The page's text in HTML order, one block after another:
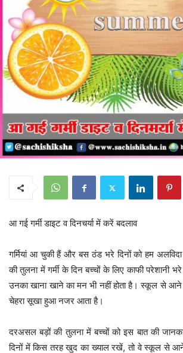
आ गई गर्मी डाइट व दिनचर्या में करें बदलाव
गर्मियां आ चुकी हैं और बस ठंड भरे दिनों को हम
की तुलना में गर्मी के दिन बच्चों के लिए काफी परेशानी
उनका खाना खाने का मन भी नहीं होता है। स्कूल से
चेहरा सूखा हुआ नजर आता है।
दरअसल बड़ों की तुलना में बच्चों को इस बात की
दिनों में किस तरह खुद का ख्याल रखें, तो वे स्कूल से आने